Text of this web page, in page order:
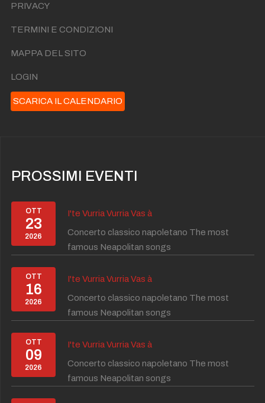
PRIVACY
TERMINI E CONDIZIONI
MAPPA DEL SITO
LOGIN
SCARICA IL CALENDARIO
PROSSIMI EVENTI
OTT
23
2026
I'te Vurria Vurria Vas à
Concerto classico napoletano The most
famous Neapolitan songs
OTT
16
2026
I'te Vurria Vurria Vas à
Concerto classico napoletano The most
famous Neapolitan songs
OTT
09
2026
I'te Vurria Vurria Vas à
Concerto classico napoletano The most
famous Neapolitan songs